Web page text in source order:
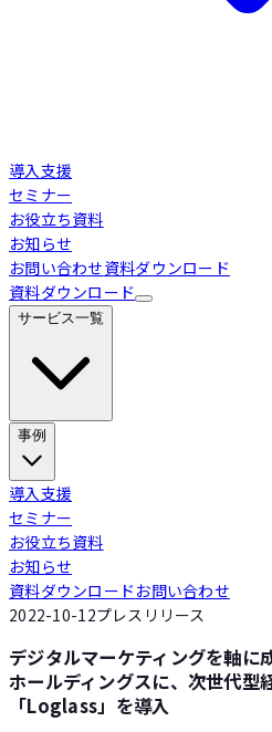
導入支援
セミナー
お役立ち資料
お知らせ
お問い合わせ資料ダウンロード
資料ダウンロード
サービス一覧
Loglass 経営管理
Loglass 人員計画
Loglass 設備投資計画
事例
導入事例
導入支援
セミナー
お役立ち資料
お知らせ
資料ダウンロードお問い合わせ
2022-10-12プレスリリース
デジタルマーケティングを軸に
ホールディングスに、次世代型
「Loglass」を導入